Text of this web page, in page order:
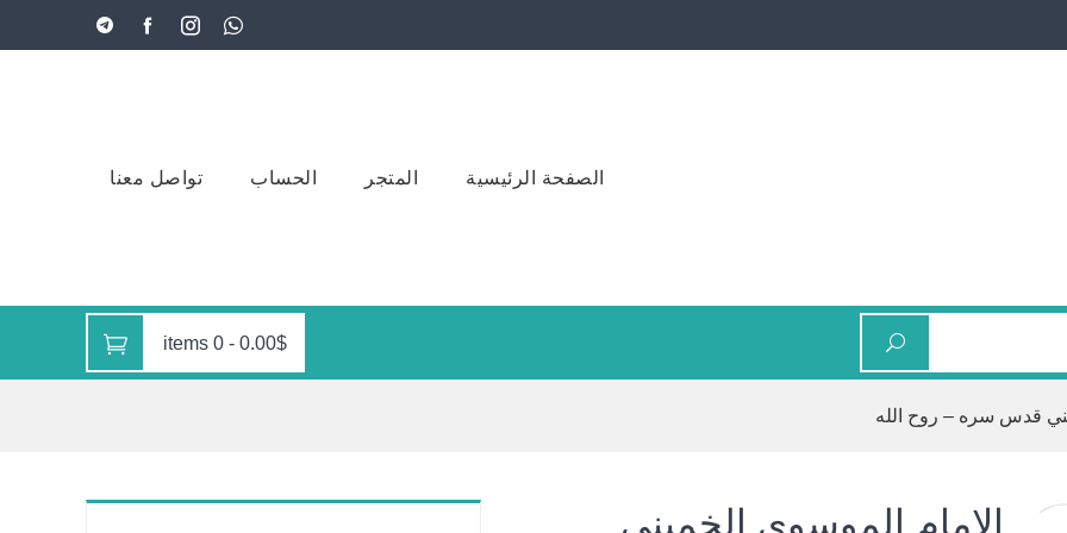
الصفحة الرئيسية المتجر الحساب تواصل معنا
0.00$
-
0 items
قدس سره – روح الله
الإمام الموسوي الخميني